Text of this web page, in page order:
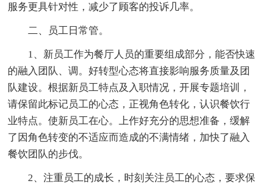
服务更具针对性，减少了顾客的投诉几率。
二、员工日常管。
1、新员工作为餐厅人员的重要组成部分，能否快速
的融入团队、调。好转型心态将直接影响服务质量及团
队建设。根据新员工特点及入职情况，开展专题培训，
请保留此标记员工的心态，正视角色转化，认识餐饮行
业特点。使新员工在心。上作好充分的思想准备，缓解
了因角色转变的不适应而造成的不满情绪，加快了融入
餐饮团队的步伐。
2、注重员工的成长，时刻关注员工的心态，要求保